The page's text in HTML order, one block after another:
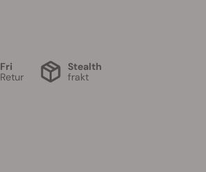
Fri
Retur
Stealth
frakt